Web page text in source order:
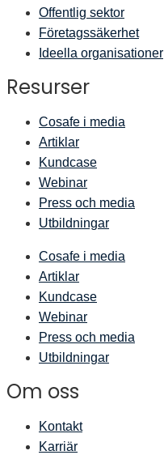
Offentlig sektor
Företagssäkerhet
Ideella organisationer
Resurser
Cosafe i media
Artiklar
Kundcase
Webinar
Press och media
Utbildningar
Cosafe i media
Artiklar
Kundcase
Webinar
Press och media
Utbildningar
Om oss
Kontakt
Karriär